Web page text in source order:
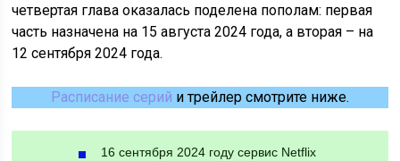
четвертая глава оказалась поделена пополам: первая
часть назначена на 15 августа 2024 года, а вторая – на
12 сентября 2024 года.
Расписание серий и трейлер смотрите ниже.
16 сентября 2024 году сервис Netflix